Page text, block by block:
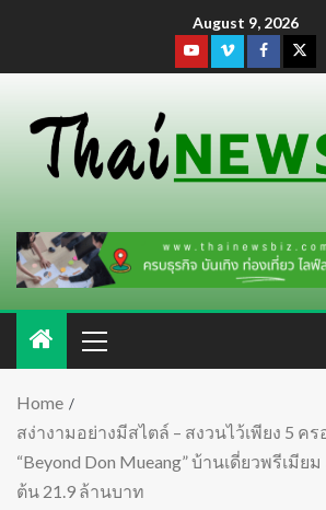
August 9, 2026
Home
สง่างามอย่างมีสไตล์ – สงวนไว้เพียง 5 ค
“Beyond Don Mueang” บ้านเดี่ยวพรีเมีย
ต้น 21.9 ล้านบาท